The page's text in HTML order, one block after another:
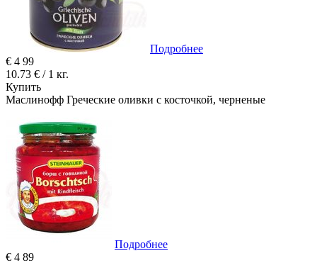
Подробнее
€ 4 99
10.73 € / 1 кг.
Купить
Маслинофф Греческие оливки с косточкой, черненые
Подробнее
€ 4 89